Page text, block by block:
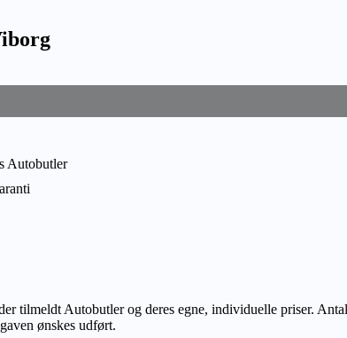
Autobutler
tilmeldt Autobutler og deres egne, individuelle priser.
ønskes udført.